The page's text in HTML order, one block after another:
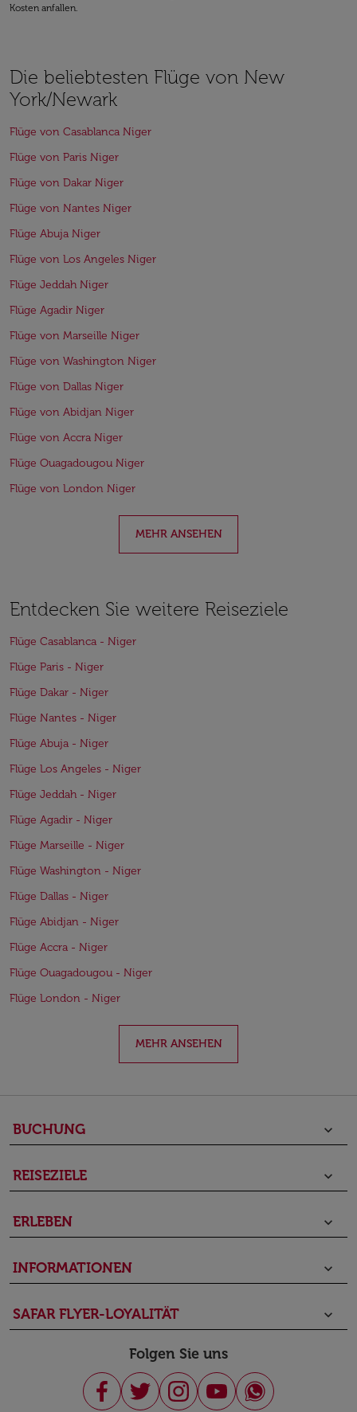
Kosten anfallen.
Die beliebtesten Flüge von New
York/Newark
Flüge von Casablanca Niger
Flüge von Paris Niger
Flüge von Dakar Niger
Flüge von Nantes Niger
Flüge Abuja Niger
Flüge von Los Angeles Niger
Flüge Jeddah Niger
Flüge Agadir Niger
Flüge von Marseille Niger
Flüge von Washington Niger
Flüge von Dallas Niger
Flüge von Abidjan Niger
Flüge von Accra Niger
Flüge Ouagadougou Niger
Flüge von London Niger
MEHR ANSEHEN
Entdecken Sie weitere Reiseziele
Flüge Casablanca - Niger
Flüge Paris - Niger
Flüge Dakar - Niger
Flüge Nantes - Niger
Flüge Abuja - Niger
Flüge Los Angeles - Niger
Flüge Jeddah - Niger
Flüge Agadir - Niger
Flüge Marseille - Niger
Flüge Washington - Niger
Flüge Dallas - Niger
Flüge Abidjan - Niger
Flüge Accra - Niger
Flüge Ouagadougou - Niger
Flüge London - Niger
MEHR ANSEHEN
BUCHUNG keyboard_arrow_down
REISEZIELE keyboard_arrow_down
ERLEBEN keyboard_arrow_down
INFORMATIONEN keyboard_arrow_down
SAFAR FLYER-LOYALITÄT keyboard_arrow_down
Folgen Sie uns